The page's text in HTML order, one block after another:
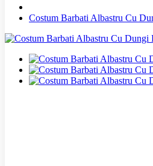
Costum Barbati Albastru Cu